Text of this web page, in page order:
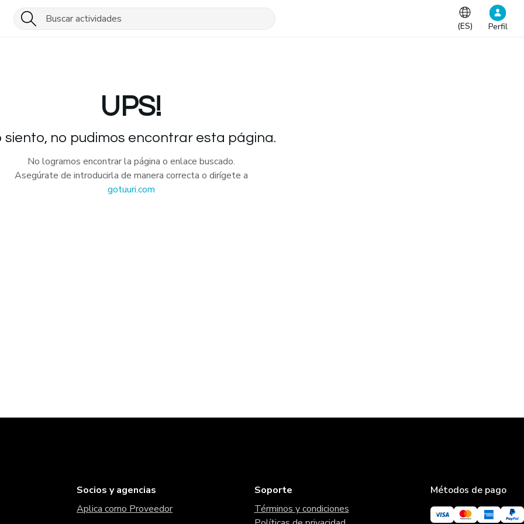
(ES) Perfil
UPS!
siento, no pudimos encontrar esta página.
No logramos encontrar la página o enlace buscado.
Asegúrate de introducirla de manera correcta o dirígete a
gotuuri.com
Socios y agencias
Aplica como Proveedor
Soporte
Términos y condiciones
Métodos de pago